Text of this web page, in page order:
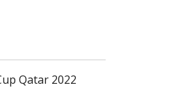
Qatar 2022